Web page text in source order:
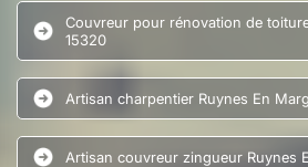
Couvreur pour rénovation de
15320
Artisan charpentier Ruynes En
Artisan couvreur zingueur Ruynes